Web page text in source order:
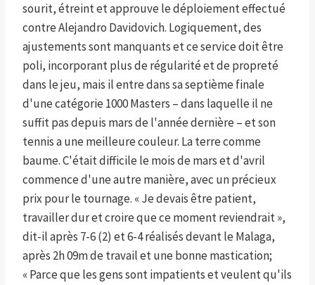
sourit, étreint et approuve le déploiement effectué
contre Alejandro Davidovich. Logiquement, des
ajustements sont manquants et ce service doit être
poli, incorporant plus de régularité et de propreté
dans le jeu, mais il entre dans sa septième finale
d'une catégorie 1000 Masters – dans laquelle il ne
suffit pas depuis mars de l'année dernière – et son
tennis a une meilleure couleur. La terre comme
baume. C'était difficile le mois de mars et d'avril
commence d'une autre manière, avec un précieux
prix pour le tournage. « Je devais être patient,
travailler dur et croire que ce moment reviendrait »,
dit-il après 7-6 (2) et 6-4 réalisés devant le Malaga,
après 2h 09m de travail et une bonne mastication;
« Parce que les gens sont impatients et veulent qu'ils